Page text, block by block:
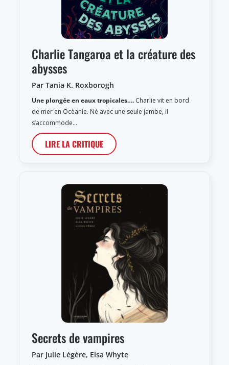
Charlie Tangaroa et la créature des
abysses
Par Tania K. Roxborogh
Une plongée en eaux tropicales…. Charlie vit en bord
de mer en Océanie. Né avec une seule jambe, il
s’accommode…
LIRE LA CRITIQUE
Secrets de vampires
Par Julie Légère, Elsa Whyte